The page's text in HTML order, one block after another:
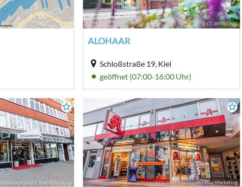
© CC-BY-NC-ND
ALOHAAR
Schloßstraße 19, Kiel
geöffnet (07:00-16:00 Uhr)
Matthias Masch / Kiel-Marketing CC0 Matthias Masch / Kiel-Marketing